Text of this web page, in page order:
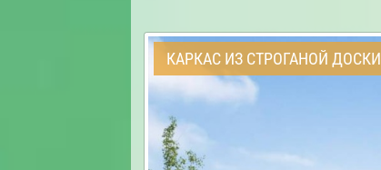
КАРКАС ИЗ СТРОГАНОЙ ДОСКИ